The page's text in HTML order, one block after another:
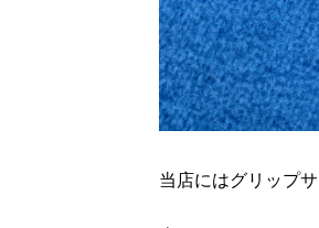
当店にはグリップ